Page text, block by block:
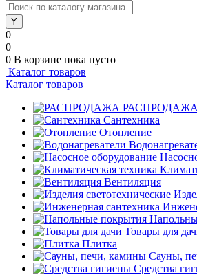
0
0
0 В корзине пока пусто
Каталог товаров
Каталог товаров
РАСПРОДАЖА
Сантехника
Отопление
Вентиляция
Товары для
Плитка
Сауны,
Средства